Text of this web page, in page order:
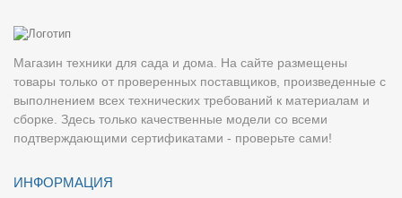
Магазин техники для сада и дома. На сайте размещены
товары только от проверенных поставщиков, произведенные с
выполнением всех технических требований к материалам и
сборке. Здесь только качественные модели со всеми
подтверждающими сертификатами - проверьте сами!
ИНФОРМАЦИЯ